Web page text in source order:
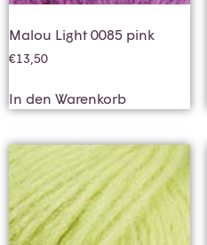
Malou Light 0085 pink
€13,50
In den Warenkorb